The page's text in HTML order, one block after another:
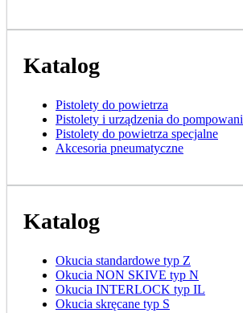
Katalog
Pistolety do powietrza
Pistolety i urządzenia do
Pistolety do powietrza specjalne
Akcesoria pneumatyczne
Katalog
Okucia standardowe typ Z
Okucia NON SKIVE typ N
Okucia INTERLOCK typ IL
Okucia skręcane typ S